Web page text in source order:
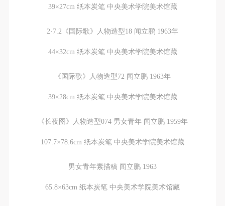
39×27cm 纸本炭笔 中央美术学院美术馆藏
2·7.2《国际歌》人物造型18 闻立鹏 1963年
44×32cm 纸本炭笔 中央美术学院美术馆藏
《国际歌》人物造型72 闻立鹏 1963年
39×28cm 纸本炭笔 中央美术学院美术馆藏
《长夜图》人物造型074 男女青年 闻立鹏 1959年
107.7×78.6cm 纸本炭笔 中央美术学院美术馆藏
男女青年素描稿 闻立鹏 1963
65.8×63cm 纸本炭笔 中央美术学院美术馆藏